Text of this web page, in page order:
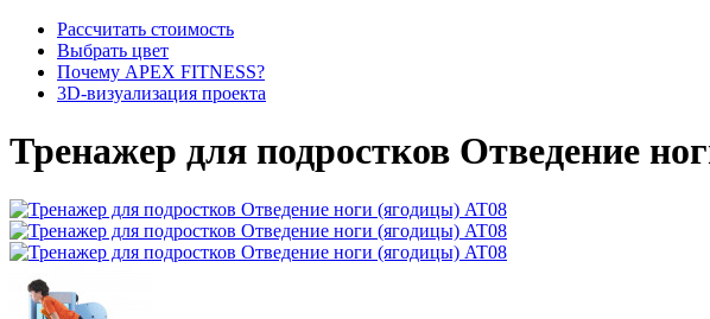
Рассчитать стоимость
Выбрать цвет
Почему APEX FITNESS?
3D-визуализация проекта
Тренажер для подростков Отведение